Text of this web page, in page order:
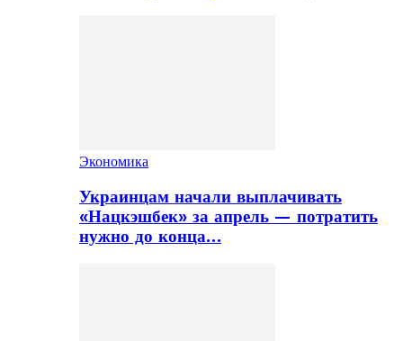
Экономика
Украинцам начали выплачивать
«Нацкэшбек» за апрель — потратить
нужно до конца…